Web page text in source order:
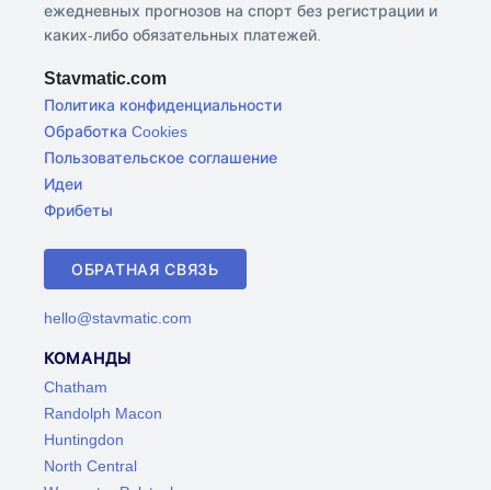
ежедневных прогнозов на спорт без регистрации и
каких-либо обязательных платежей.
Stavmatic.com
Политика конфиденциальности
Обработка Cookies
Пользовательское соглашение
Идеи
Фрибеты
ОБРАТНАЯ СВЯЗЬ
hello@stavmatic.com
КОМАНДЫ
Chatham
Randolph Macon
Huntingdon
North Central